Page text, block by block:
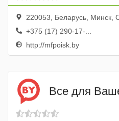
220053, Беларусь, Минск,
+375 (17) 290-17-...
http://mfpoisk.by
Все для